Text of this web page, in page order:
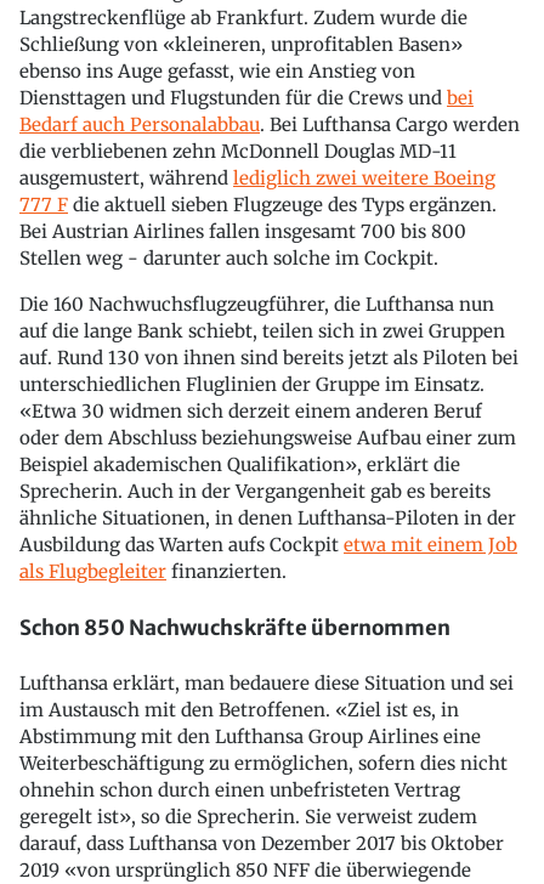
Langstreckenflüge ab Frankfurt. Zudem wurde die
Schließung von «kleineren, unprofitablen Basen»
ebenso ins Auge gefasst, wie ein Anstieg von
Diensttagen und Flugstunden für die Crews und bei
Bedarf auch Personalabbau. Bei Lufthansa Cargo werden
die verbliebenen zehn McDonnell Douglas MD-11
ausgemustert, während lediglich zwei weitere Boeing
777 F die aktuell sieben Flugzeuge des Typs ergänzen.
Bei Austrian Airlines fallen insgesamt 700 bis 800
Stellen weg - darunter auch solche im Cockpit.
Die 160 Nachwuchsflugzeugführer, die Lufthansa nun
auf die lange Bank schiebt, teilen sich in zwei Gruppen
auf. Rund 130 von ihnen sind bereits jetzt als Piloten bei
unterschiedlichen Fluglinien der Gruppe im Einsatz.
«Etwa 30 widmen sich derzeit einem anderen Beruf
oder dem Abschluss beziehungsweise Aufbau einer zum
Beispiel akademischen Qualifikation», erklärt die
Sprecherin. Auch in der Vergangenheit gab es bereits
ähnliche Situationen, in denen Lufthansa-Piloten in der
Ausbildung das Warten aufs Cockpit etwa mit einem Job
als Flugbegleiter finanzierten.
Schon 850 Nachwuchskräfte übernommen
Lufthansa erklärt, man bedauere diese Situation und sei
im Austausch mit den Betroffenen. «Ziel ist es, in
Abstimmung mit den Lufthansa Group Airlines eine
Weiterbeschäftigung zu ermöglichen, sofern dies nicht
ohnehin schon durch einen unbefristeten Vertrag
geregelt ist», so die Sprecherin. Sie verweist zudem
darauf, dass Lufthansa von Dezember 2017 bis Oktober
2019 «von ursprünglich 850 NFF die überwiegende